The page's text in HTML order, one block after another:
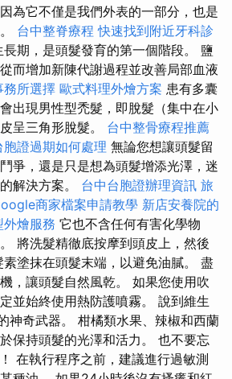
為它不僅是我們外表的一部分，也是
台中整脊療程快速找到附近牙科診
期，是頭髮發育的第一個階段。 鹽
而增加新陳代謝過程並改善局部血液
務所選擇 歐式料理外燴方案 患有多囊
出現男性型禿髮，即脫髮（集中在小
呈三角形脫髮。 台中整骨療程推薦
胞證過期如何處理 無論您想讓頭髮留
爭，還是只是想為頭髮增添光澤，迷
解決方案。 台中台胞證辦理資訊 旅
商家檔案申請教學 新店安養院的
燴服務 它也不含任何有害化學物
將洗髮精徹底按摩到頭皮上，然後
塗抹在頭髮末端，以避免油膩。 盡
，讓頭髮自然風乾。 如果您使用吹
並始終使用熱防護噴霧。 說到維生
神奇武器。 柑橘類水果、辣椒和西蘭
保持頭髮的光澤和活力。 也不要忘
在執行程序之前，建議進行過敏測